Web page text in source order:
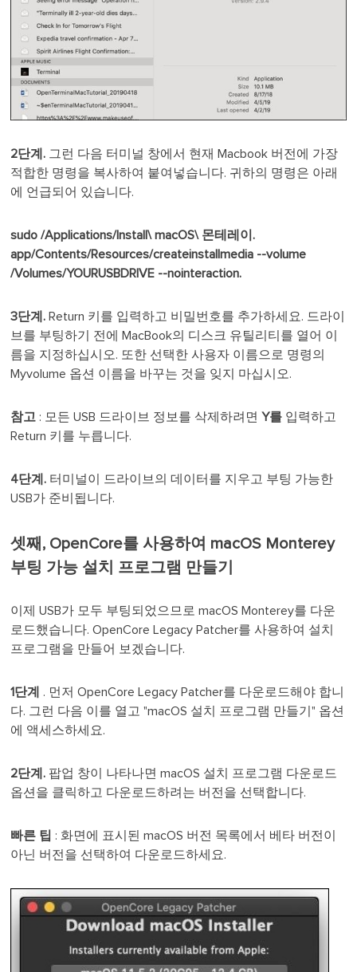
2단계. 그런 다음 터미널 창에서 현재 Macbook 버전에 가장
적합한 명령을 복사하여 붙여넣습니다. 귀하의 명령은 아래
에 언급되어 있습니다.
sudo /Applications/Install\ macOS\ 몬테레이.
app/Contents/Resources/createinstallmedia --volume
/Volumes/YOURUSBDRIVE --nointeraction.
3단계. Return 키를 입력하고 비밀번호를 추가하세요. 드라이
브를 부팅하기 전에 MacBook의 디스크 유틸리티를 열어 이
름을 지정하십시오. 또한 선택한 사용자 이름으로 명령의
Myvolume 옵션 이름을 바꾸는 것을 잊지 마십시오.
참고 : 모든 USB 드라이브 정보를 삭제하려면 Y를 입력하고
Return 키를 누릅니다.
4단계. 터미널이 드라이브의 데이터를 지우고 부팅 가능한
USB가 준비됩니다.
셋째, OpenCore를 사용하여 macOS Monterey
부팅 가능 설치 프로그램 만들기
이제 USB가 모두 부팅되었으므로 macOS Monterey를 다운
로드했습니다. OpenCore Legacy Patcher를 사용하여 설치
프로그램을 만들어 보겠습니다.
1단계
. 먼저 OpenCore Legacy Patcher를 다운로드해야 합니
다. 그런 다음 이를 열고 "macOS 설치 프로그램 만들기" 옵션
에 액세스하세요.
2단계. 팝업 창이 나타나면 macOS 설치 프로그램 다운로드
옵션을 클릭하고 다운로드하려는 버전을 선택합니다.
빠른 팁 : 화면에 표시된 macOS 버전 목록에서 베타 버전이
아닌 버전을 선택하여 다운로드하세요.